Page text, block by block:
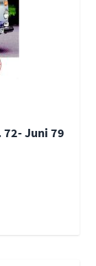
72- Juni 79